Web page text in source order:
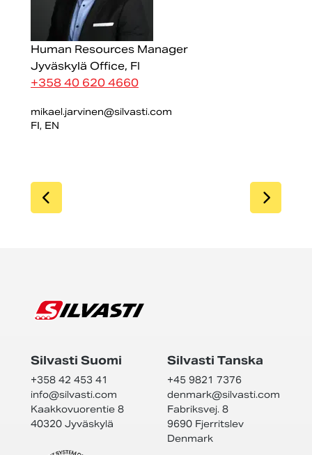
Human Resources Manager
Jyväskylä Office, FI
+358 40 620 4660
mikael.jarvinen@silvasti.com
FI, EN
Silvasti Suomi
+358 42 453 41
info@silvasti.com
Kaakkovuorentie 8
40320 Jyväskylä
Silvasti Tanska
+45 9821 7376
denmark@silvasti.com
Fabriksvej. 8
9690 Fjerritslev
Denmark